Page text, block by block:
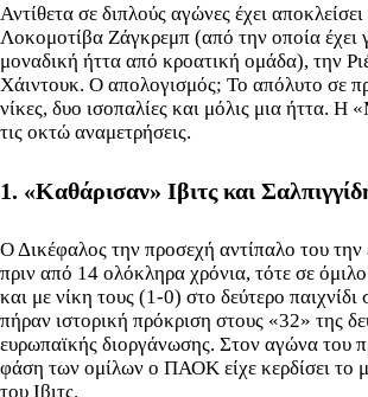
Αντίθετα σε διπλούς αγώνες έχει
Λοκομοτίβα Ζάγκρεμπ (από την οποία έχει
μοναδική ήττα από κροατική ομάδα), την
Χάιντουκ. Ο απολογισμός; Το απόλυτο σε
νίκες, δυο ισοπαλίες και μόλις μια ήττα. Η
τις οκτώ αναμετρήσεις.
1. «Καθάρισαν» Ιβιτς και
Ο Δικέφαλος την προσεχή αντίπαλο του την
πριν από 14 ολόκληρα χρόνια, τότε σε
και με νίκη τους (1-0) στο δεύτερο
πήραν ιστορική πρόκριση στους «32» της
ευρωπαϊκής διοργάνωσης. Στον αγώνα του
φάση των ομίλων ο ΠΑΟΚ είχε κερδίσει το
του Ιβιτς.